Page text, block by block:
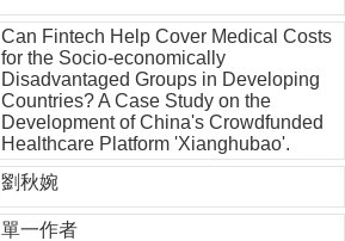
Can Fintech Help Cover Medical Costs
for the Socio-economically
Disadvantaged Groups in Developing
Countries? A Case Study on the
Development of China's Crowdfunded
Healthcare Platform 'Xianghubao'.
劉秋婉
單一作者